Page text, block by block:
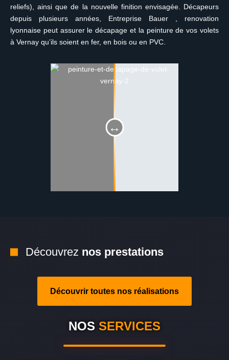
reliefs), ainsi que de la nouvelle finition envisagée. Décapeurs
depuis plusieurs années, Entreprise Bauer , renovation
lyonnaise peut assurer le décapage et la peinture de vos volets
à Vernay qu’ils soient en fer, en bois ou en PVC.
Découvrez nos prestations
Découvrir toutes nos réalisations
NOS SERVICES